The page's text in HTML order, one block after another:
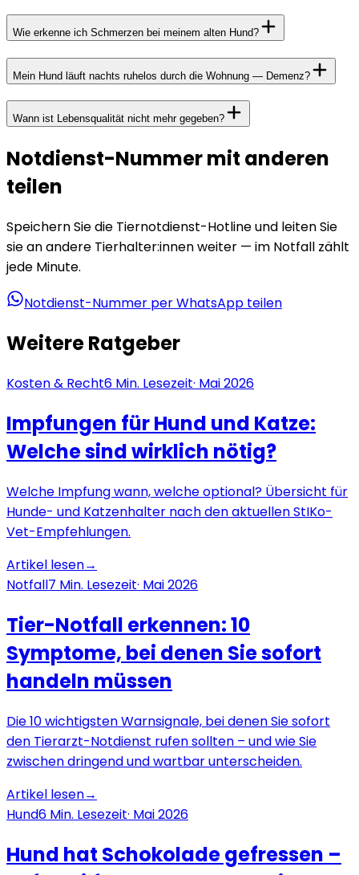
Wie erkenne ich Schmerzen bei meinem alten Hund?
Mein Hund läuft nachts ruhelos durch die Wohnung — Demenz?
Wann ist Lebensqualität nicht mehr gegeben?
Notdienst-Nummer mit anderen
teilen
Speichern Sie die Tiernotdienst-Hotline und leiten Sie
sie an andere Tierhalter:innen weiter — im Notfall zählt
jede Minute.
Notdienst-Nummer per WhatsApp teilen
Weitere Ratgeber
Kosten & Recht6 Min. Lesezeit· Mai 2026
Impfungen für Hund und Katze:
Welche sind wirklich nötig?
Welche Impfung wann, welche optional? Übersicht für
Hunde- und Katzenhalter nach den aktuellen StIKo-
Vet-Empfehlungen.
Artikel lesen→
Notfall7 Min. Lesezeit· Mai 2026
Tier-Notfall erkennen: 10
Symptome, bei denen Sie sofort
handeln müssen
Die 10 wichtigsten Warnsignale, bei denen Sie sofort
den Tierarzt-Notdienst rufen sollten – und wie Sie
zwischen dringend und wartbar unterscheiden.
Artikel lesen→
Hund6 Min. Lesezeit· Mai 2026
Hund hat Schokolade gefressen –